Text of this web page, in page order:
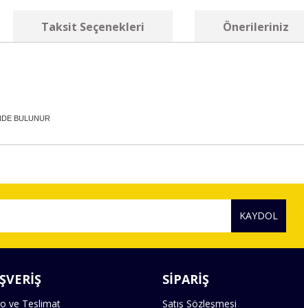
Taksit Seçenekleri Önerileriniz
BULUNUR
KAYDOL
ve Teslimat
SİPARİŞ
Satış Sözleşmesi